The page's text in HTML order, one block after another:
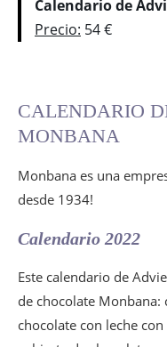
Calendario de
Precio: 54 €
CALENDARIO
MONBANA
Monbana es una
desde 1934!
Calendario 2022
Este calendario de
de chocolate
chocolate con leche